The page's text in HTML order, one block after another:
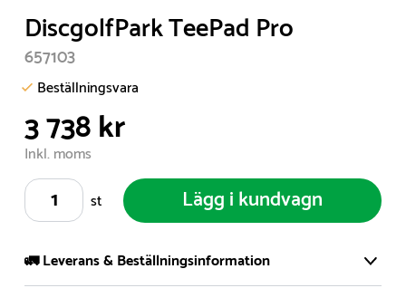
of
3
DiscgolfPark TeePad Pro
657103
Beställningsvara
3 738 kr
Inkl. moms
st
Lägg i kundvagn
🚛 Leverans & Beställningsinformation